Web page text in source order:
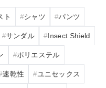
ト シャツ パンツ
サンダル Insect Shield
ポリエステル
速乾性 ユニセックス